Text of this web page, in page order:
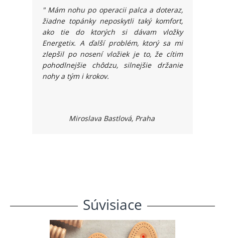
" Mám nohu po operacii palca a doteraz,
žiadne topánky neposkytli taký komfort,
ako tie do ktorých si dávam vložky
Energetix. A ďalší problém, ktorý sa mi
zlepšil po nosení vložiek je to, že cítim
pohodlnejšie chôdzu, silnejšie držanie
nohy a tým i krokov.
Miroslava Bastlová, Praha
Súvisiace